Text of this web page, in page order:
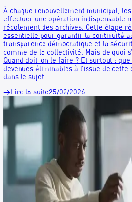
Cas client : Enedis
Enedis gère le plus grand réseau
d’Europe et s’engage, en tant
transition énergétique plus sobre et
→Lire la suite04/05/2026